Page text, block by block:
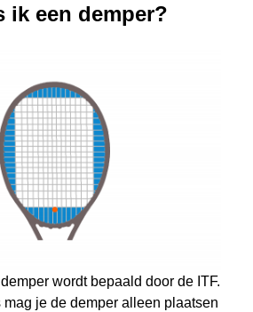
ik een demper?
wordt bepaald door de ITF.
je de demper alleen plaatsen